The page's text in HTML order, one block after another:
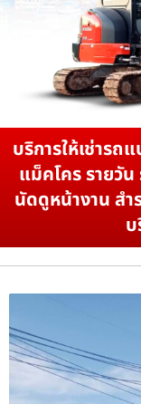
บริการให้เช่ารถ
แม็คโคร รายวัน
นัดดูหน้างาน สำ